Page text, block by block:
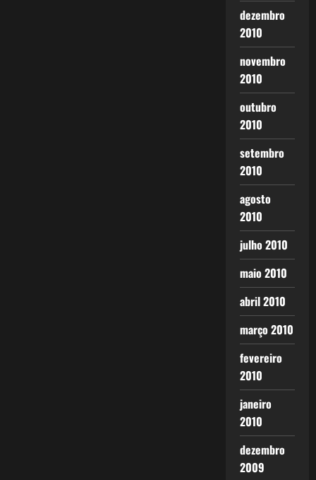
dezembro
2010
novembro
2010
outubro
2010
setembro
2010
agosto
2010
julho 2010
maio 2010
abril 2010
março 2010
fevereiro
2010
janeiro
2010
dezembro
2009